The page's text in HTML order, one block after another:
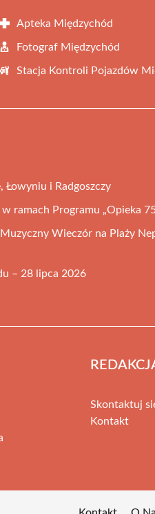
Apteka Międzychód
Fotograf Międzychód
Stacja Kontroli Pojazdów
i Radgoszczy
ramach Programu „Opieka
Wieczór na Plaży
– 28 lipca 2026
Skontaktuj
Kontakt